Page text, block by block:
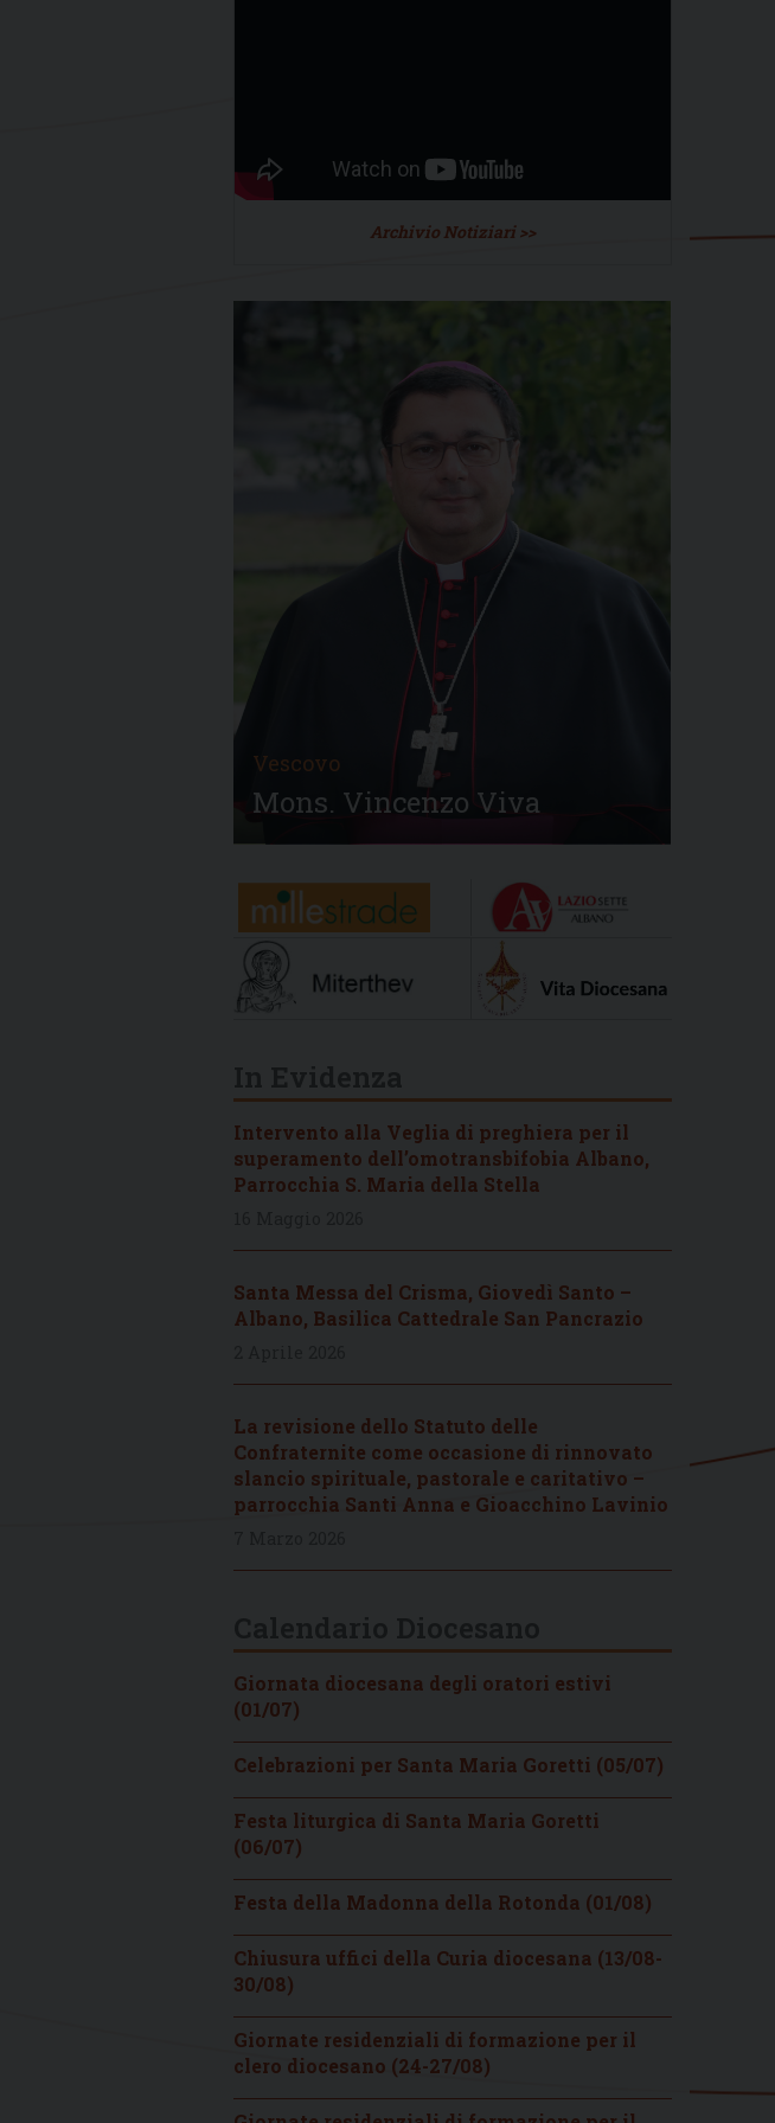
Archivio Notiziari >>
Vescovo
Mons. Vincenzo Viva
Intervento alla Veglia di preghiera per il
superamento dell’omotransbifobia Albano,
Parrocchia S. Maria della Stella
Santa Messa del Crisma, Giovedì Santo –
Albano, Basilica Cattedrale San Pancrazio
La revisione dello Statuto delle
Confraternite come occasione di rinnovato
slancio spirituale, pastorale e caritativo –
parrocchia Santi Anna e Gioacchino Lavinio
Giornata diocesana degli oratori estivi
(01/07)
Celebrazioni per Santa Maria Goretti (05/07)
Festa liturgica di Santa Maria Goretti
(06/07)
Festa della Madonna della Rotonda (01/08)
Chiusura uffici della Curia diocesana (13/08-
30/08)
Giornate residenziali di formazione per il
clero diocesano (24-27/08)